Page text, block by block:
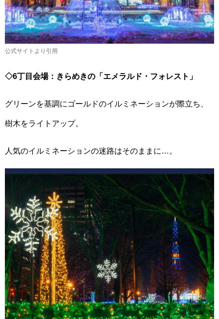
公式サイトより引用
◇6丁目会場：きらめきの「エメラルド・フォレスト」
グリーンを基調にゴールドのイルミネーションが際立ち、
樹木をライトアップ。
人気のイルミネーションの迷路はそのままに…。